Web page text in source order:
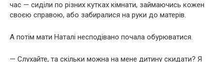
час — сиділи по різних кутках кімнати, займаючись кожен
своєю справою, або забиралися на руки до матерів.
А потім мати Наталі несподівано почала обурюватися.
— Слухайте, та скільки можна на мене дитину скидати? Я